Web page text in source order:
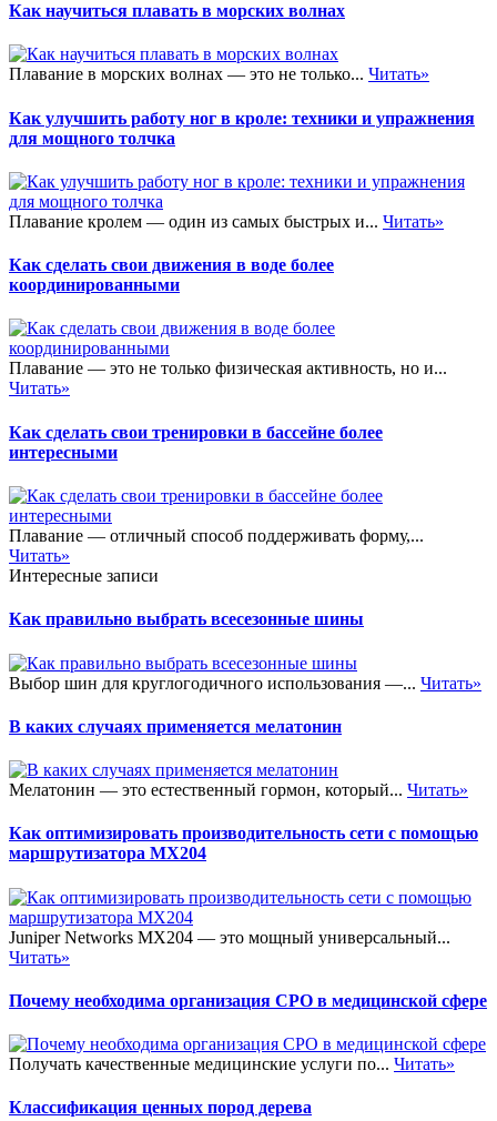
Как научиться плавать в морских волнах
Плавание в морских волнах — это не только... Читать»
Как улучшить работу ног в кроле: техники и упражнения
для мощного толчка
Плавание кролем — один из самых быстрых и... Читать»
Как сделать свои движения в воде более
координированными
Плавание — это не только физическая активность, но и...
Читать»
Как сделать свои тренировки в бассейне более
интересными
Плавание — отличный способ поддерживать форму,...
Читать»
Интересные записи
Как правильно выбрать всесезонные шины
Выбор шин для круглогодичного использования —... Читать»
В каких случаях применяется мелатонин
Мелатонин — это естественный гормон, который... Читать»
Как оптимизировать производительность сети с помощью
маршрутизатора MX204
Juniper Networks MX204 — это мощный универсальный...
Читать»
Почему необходима организация СРО в медицинской сфере
Получать качественные медицинские услуги по... Читать»
Классификация ценных пород дерева